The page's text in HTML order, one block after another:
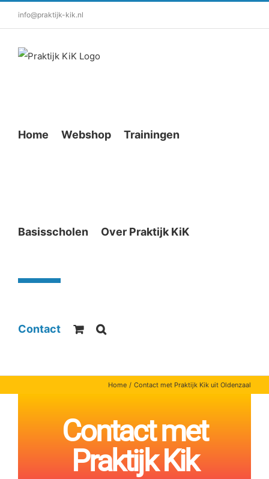
info@praktijk-kik.nl
Home Webshop Trainingen
Basisscholen Over Praktijk KiK
Contact
Home Contact met Praktijk Kik uit Oldenzaal
Contact met
Praktijk Kik